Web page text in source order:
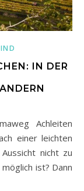
IN DER W
einer leichten
nicht zu
ist? Dann